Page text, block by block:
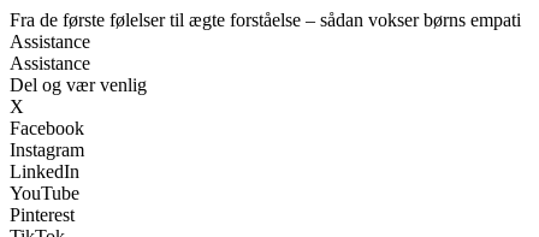
Fra de første følelser til ægte forståelse – sådan vokser børns empati
Assistance
Assistance
Del og vær venlig
X
Facebook
Instagram
LinkedIn
YouTube
Pinterest